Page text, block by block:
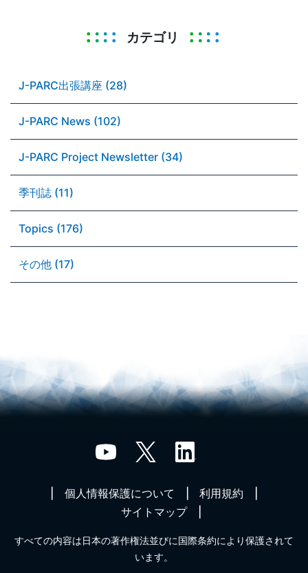
カテゴリ
J-PARC出張講座 (28)
J-PARC News (102)
J-PARC Project Newsletter (34)
季刊誌 (11)
Topics (176)
その他 (17)
個人情報保護について
利用規約
サイトマップ
すべての内容は日本の著作権法並びに国際条約により保護されて
います。